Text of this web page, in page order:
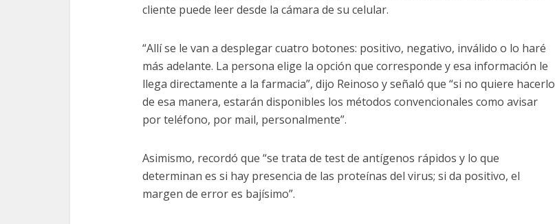
cliente puede leer desde la cámara de su celular.
“Allí se le van a desplegar cuatro botones: positivo, negativo, inválido o lo haré
más adelante. La persona elige la opción que corresponde y esa información le
llega directamente a la farmacia”, dijo Reinoso y señaló que “si no quiere hacerlo
de esa manera, estarán disponibles los métodos convencionales como avisar
por teléfono, por mail, personalmente”.
Asimismo, recordó que “se trata de test de antígenos rápidos y lo que
determinan es si hay presencia de las proteínas del virus; si da positivo, el
margen de error es bajísimo”.